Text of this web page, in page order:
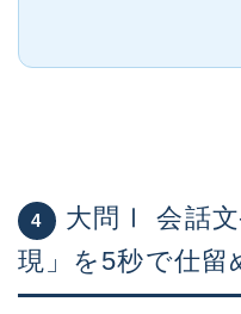
4
大問Ⅰ 会話
現」を5秒で仕留